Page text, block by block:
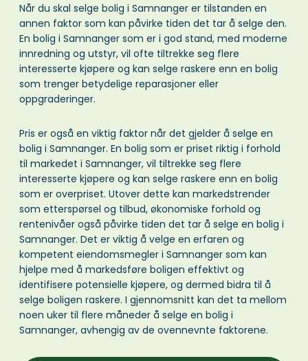
Når du skal selge bolig i Samnanger er tilstanden en
annen faktor som kan påvirke tiden det tar å selge den.
En bolig i Samnanger som er i god stand, med moderne
innredning og utstyr, vil ofte tiltrekke seg flere
interesserte kjøpere og kan selge raskere enn en bolig
som trenger betydelige reparasjoner eller
oppgraderinger.
Pris er også en viktig faktor når det gjelder å selge en
bolig i Samnanger. En bolig som er priset riktig i forhold
til markedet i Samnanger, vil tiltrekke seg flere
interesserte kjøpere og kan selge raskere enn en bolig
som er overpriset. Utover dette kan markedstrender
som etterspørsel og tilbud, økonomiske forhold og
rentenivåer også påvirke tiden det tar å selge en bolig i
Samnanger. Det er viktig å velge en erfaren og
kompetent eiendomsmegler i Samnanger som kan
hjelpe med å markedsføre boligen effektivt og
identifisere potensielle kjøpere, og dermed bidra til å
selge boligen raskere. I gjennomsnitt kan det ta mellom
noen uker til flere måneder å selge en bolig i
Samnanger, avhengig av de ovennevnte faktorene.